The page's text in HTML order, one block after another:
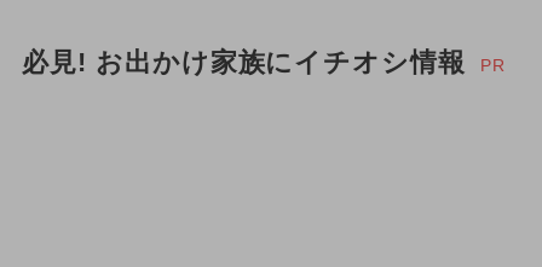
必見! お出かけ家族にイチオシ情報 PR